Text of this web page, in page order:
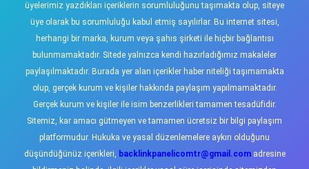
üyelerimiz yazdıkları içeriklerin sorumluluğunu taşımakta olup, siteye
üye olarak bu sorumluluğu kabul etmiş sayılırlar. Bu internet sitesi,
herhangi bir marka, kurum veya şahıs şirketi ile hiçbir bağlantısı
bulunmamaktadır. Sitede yalnızca kendi hazırladığımız makaleler
paylaşılmaktadır. Burada yer alan içerikler haber niteliği taşımamakta
olup, gerçek kurum ve kişiler hakkında paylaşım yapılmamaktadır.
Gerçek kurum ve kişiler ile isim benzerlikleri tamamen tesadüfidir.
Sitemiz, kar amacı gütmeyen ve tamamen ücretsiz bir bilgi paylaşım
platformudur. Hukuka ve yasal düzenlemelere aykırı olduğunu
düşündüğünüz içerikleri, backlinkpanelicomtr@gmail.comadresine